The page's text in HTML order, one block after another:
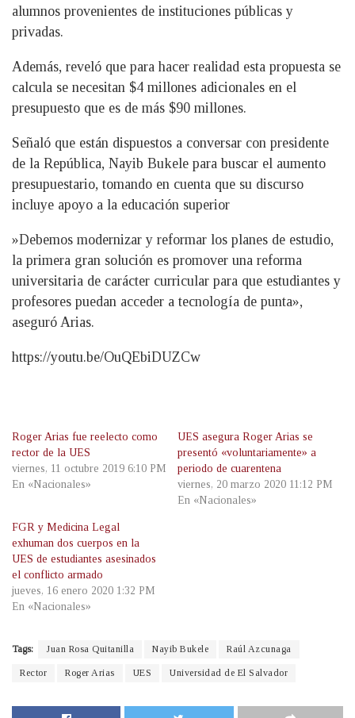
alumnos provenientes de instituciones públicas y
privadas.
Además, reveló que para hacer realidad esta propuesta se
calcula se necesitan $4 millones adicionales en el
presupuesto que es de más $90 millones.
Señaló que están dispuestos a conversar con presidente
de la República, Nayib Bukele para buscar el aumento
presupuestario, tomando en cuenta que su discurso
incluye apoyo a la educación superior
»Debemos modernizar y reformar los planes de estudio,
la primera gran solución es promover una reforma
universitaria de carácter curricular para que estudiantes y
profesores puedan acceder a tecnología de punta»,
aseguró Arias.
https://youtu.be/OuQEbiDUZCw
Roger Arias fue reelecto como
rector de la UES
viernes, 11 octubre 2019 6:10 PM
En «Nacionales»
UES asegura Roger Arias se
presentó «voluntariamente» a
periodo de cuarentena
viernes, 20 marzo 2020 11:12 PM
En «Nacionales»
FGR y Medicina Legal
exhuman dos cuerpos en la
UES de estudiantes asesinados
el conflicto armado
jueves, 16 enero 2020 1:32 PM
En «Nacionales»
Tags: Juan Rosa Quitanilla Nayib Bukele Raúl Azcunaga
Rector Roger Arias UES Universidad de El Salvador